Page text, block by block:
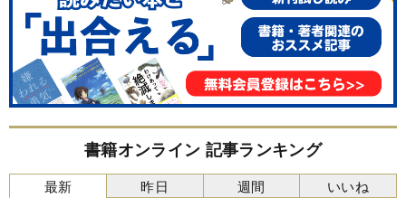
書籍オンライン 記事ランキング
最新 昨日 週間 いいね